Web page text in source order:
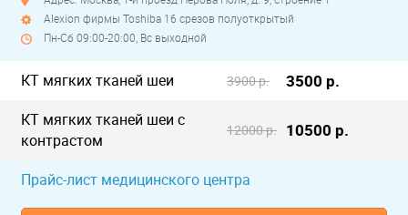
Alexion фирмы Toshiba 16 срезов полуоткрытый
Пн-Сб 09:00-20:00, Вс выходной
КТ мягких тканей шеи 3900 р. 3500 р.
КТ мягких тканей шеи с
контрастом
12000 р. 10500 р.
Прайс-лист медицинского центра